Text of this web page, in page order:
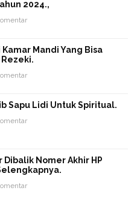
2024.,
Mandi Yang Bisa
Sapu Lidi Untuk Spiritual.
Dibalik Nomer Akhir HP